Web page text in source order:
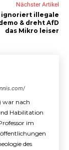
Nächster Artikel
ignoriert illegale
& dreht AfD
das Mikro leiser
war nach
Habilitation
im
des